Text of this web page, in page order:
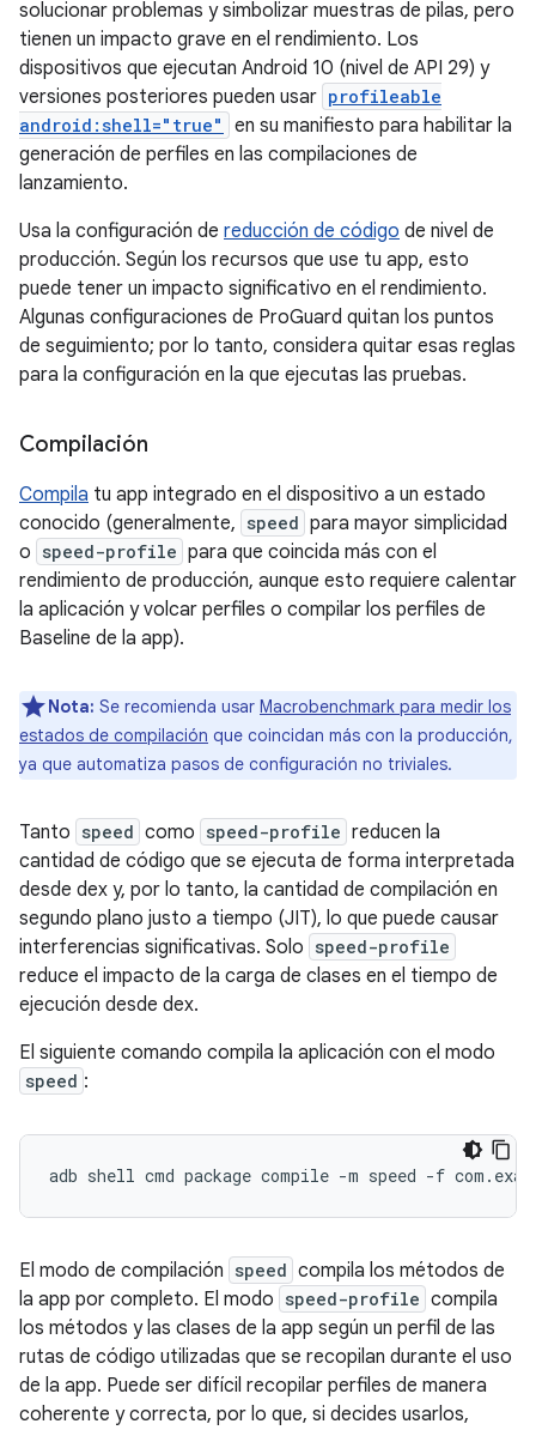
solucionar problemas y simbolizar muestras de pilas, pero
tienen un impacto grave en el rendimiento. Los
dispositivos que ejecutan Android 10 (nivel de API 29) y
versiones posteriores pueden usar profileable
android:shell="true"
en su manifiesto para habilitar la
generación de perfiles en las compilaciones de
lanzamiento.
Usa la configuración de reducción de código de nivel de
producción. Según los recursos que use tu app, esto
puede tener un impacto significativo en el rendimiento.
Algunas configuraciones de ProGuard quitan los puntos
de seguimiento; por lo tanto, considera quitar esas reglas
para la configuración en la que ejecutas las pruebas.
Compilación
Compila tu app integrado en el dispositivo a un estado
conocido (generalmente, speed para mayor simplicidad
o speed-profile para que coincida más con el
rendimiento de producción, aunque esto requiere calentar
la aplicación y volcar perfiles o compilar los perfiles de
Baseline de la app).
Nota: Se recomienda usar Macrobenchmark para medir los
estados de compilación que coincidan más con la producción,
ya que automatiza pasos de configuración no triviales.
Tanto speed como speed-profile reducen la
cantidad de código que se ejecuta de forma interpretada
desde dex y, por lo tanto, la cantidad de compilación en
segundo plano justo a tiempo (JIT), lo que puede causar
interferencias significativas. Solo speed-profile
reduce el impacto de la carga de clases en el tiempo de
ejecución desde dex.
El siguiente comando compila la aplicación con el modo
speed :
adb shell cmd package compile -m speed -f
El modo de compilación speed compila los métodos de
la app por completo. El modo speed-profile compila
los métodos y las clases de la app según un perfil de las
rutas de código utilizadas que se recopilan durante el uso
de la app. Puede ser difícil recopilar perfiles de manera
coherente y correcta, por lo que, si decides usarlos,